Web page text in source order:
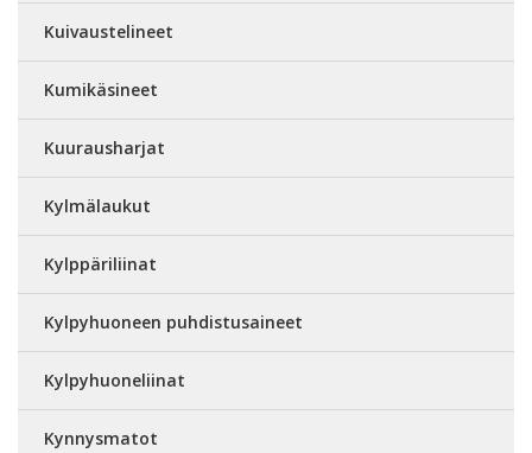
Kuivaustelineet
Kumikäsineet
Kuurausharjat
Kylmälaukut
Kylppäriliinat
Kylpyhuoneen puhdistusaineet
Kylpyhuoneliinat
Kynnysmatot